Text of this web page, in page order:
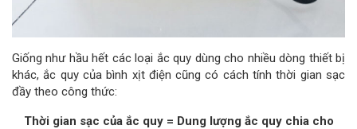
Giống như hầu hết các loại ắc quy dùng cho nhiều dòng thiết bị
khác, ắc quy của bình xịt điện cũng có cách tính thời gian sạc
đầy theo công thức:
Thời gian sạc của ắc quy = Dung lượng ắc quy chia cho